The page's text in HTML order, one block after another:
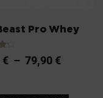
Pro Whey
€ – 79,90 €